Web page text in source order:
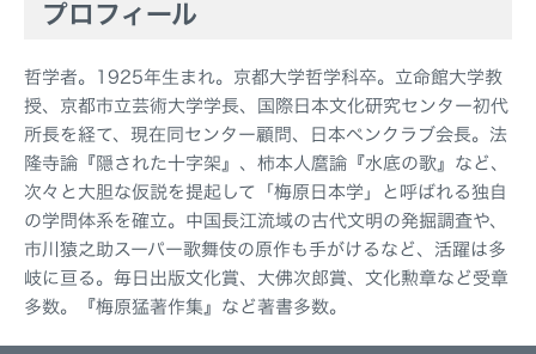
プロフィール
哲学者。1925年生まれ。京都大学哲学科卒。立命館大学教
授、京都市立芸術大学学長、国際日本文化研究センター初代
所長を経て、現在同センター顧問、日本ペンクラブ会長。法
隆寺論『隠された十字架』、柿本人麿論『水底の歌』など、
次々と大胆な仮説を提起して「梅原日本学」と呼ばれる独自
の学問体系を確立。中国長江流域の古代文明の発掘調査や、
市川猿之助スーパー歌舞伎の原作も手がけるなど、活躍は多
岐に亘る。毎日出版文化賞、大佛次郎賞、文化勲章など受章
多数。『梅原猛著作集』など著書多数。